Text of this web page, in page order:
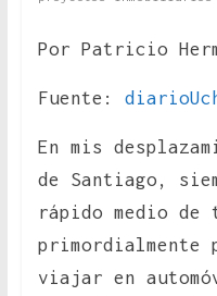
Por Patricio
Fuente:
En mis
de Santiago,
rápido medio
primordialmente
viajar en